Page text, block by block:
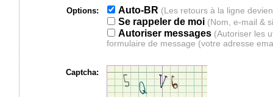
Options:
Auto-BR
Se rappeler de moi (Nom, e-mail &
Autoriser messages (Autoriser les
formulaire de message (votre adresse
Captcha: